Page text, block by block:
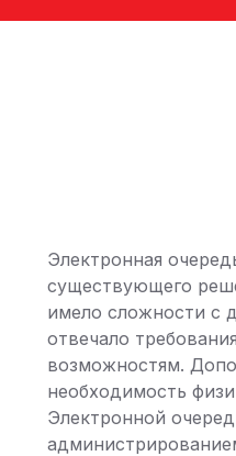
Электронная
существующего
имело сложности с
отвечало
возможностям.
необходимость
Электронной